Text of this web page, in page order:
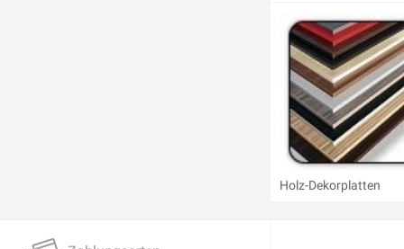
Holz-Dekorplatten